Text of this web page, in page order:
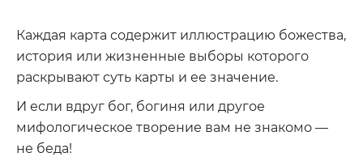
Каждая карта содержит иллюстрацию божества,
история или жизненные выборы которого
раскрывают суть карты и ее значение.
И если вдруг бог, богиня или другое
мифологическое творение вам не знакомо —
не беда!